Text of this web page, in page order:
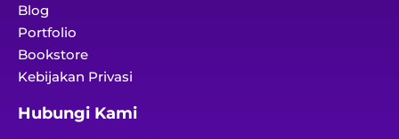
Blog
Portfolio
Bookstore
Kebijakan Privasi
Hubungi Kami